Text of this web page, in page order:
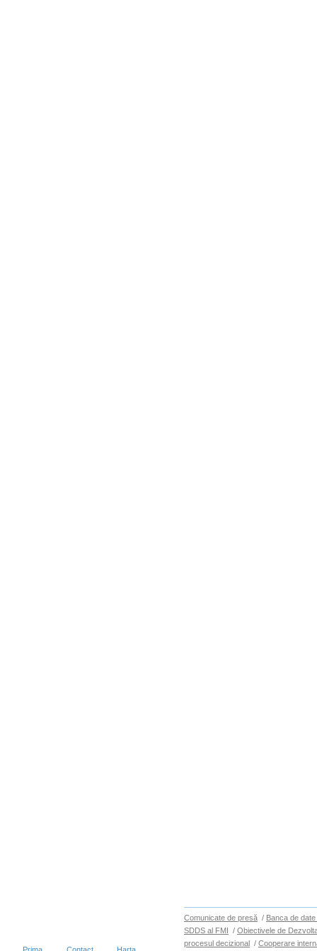
Comunicate de presă / Banca de
SDDS al FMI / Obiectivele de
procesul decizional / Cooperare